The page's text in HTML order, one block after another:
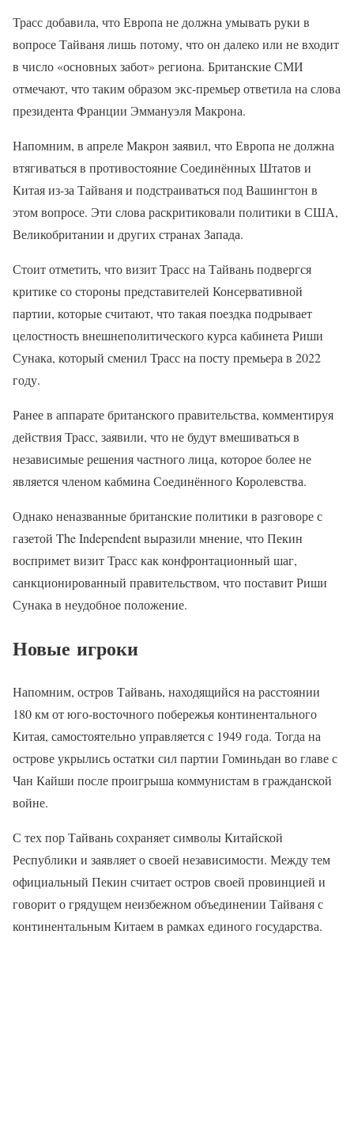
Трасс добавила, что Европа не должна умывать руки в
вопросе Тайваня лишь потому, что он далеко или не входит
в число «основных забот» региона. Британские СМИ
отмечают, что таким образом экс-премьер ответила на слова
президента Франции Эммануэля Макрона.
Напомним, в апреле Макрон заявил, что Европа не должна
втягиваться в противостояние Соединённых Штатов и
Китая из-за Тайваня и подстраиваться под Вашингтон в
этом вопросе. Эти слова раскритиковали политики в США,
Великобритании и других странах Запада.
Стоит отметить, что визит Трасс на Тайвань подвергся
критике со стороны представителей Консервативной
партии, которые считают, что такая поездка подрывает
целостность внешнеполитического курса кабинета Риши
Сунака, который сменил Трасс на посту премьера в 2022
году.
Ранее в аппарате британского правительства, комментируя
действия Трасс, заявили, что не будут вмешиваться в
независимые решения частного лица, которое более не
является членом кабмина Соединённого Королевства.
Однако неназванные британские политики в разговоре с
газетой The Independent выразили мнение, что Пекин
воспримет визит Трасс как конфронтационный шаг,
санкционированный правительством, что поставит Риши
Сунака в неудобное положение.
Новые игроки
Напомним, остров Тайвань, находящийся на расстоянии
180 км от юго-восточного побережья континентального
Китая, самостоятельно управляется с 1949 года. Тогда на
острове укрылись остатки сил партии Гоминьдан во главе с
Чан Кайши после проигрыша коммунистам в гражданской
войне.
С тех пор Тайвань сохраняет символы Китайской
Республики и заявляет о своей независимости. Между тем
официальный Пекин считает остров своей провинцией и
говорит о грядущем неизбежном объединении Тайваня с
континентальным Китаем в рамках единого государства.